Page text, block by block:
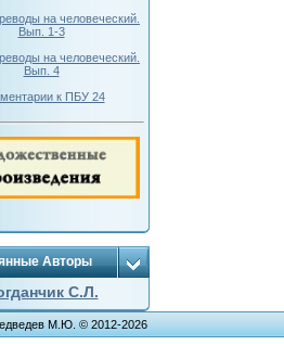
на человеческий.
Вып. 1-3
на человеческий.
Вып. 4
к ПБУ 24
Авторы
С.Л.
М.Ю. © 2012-2026